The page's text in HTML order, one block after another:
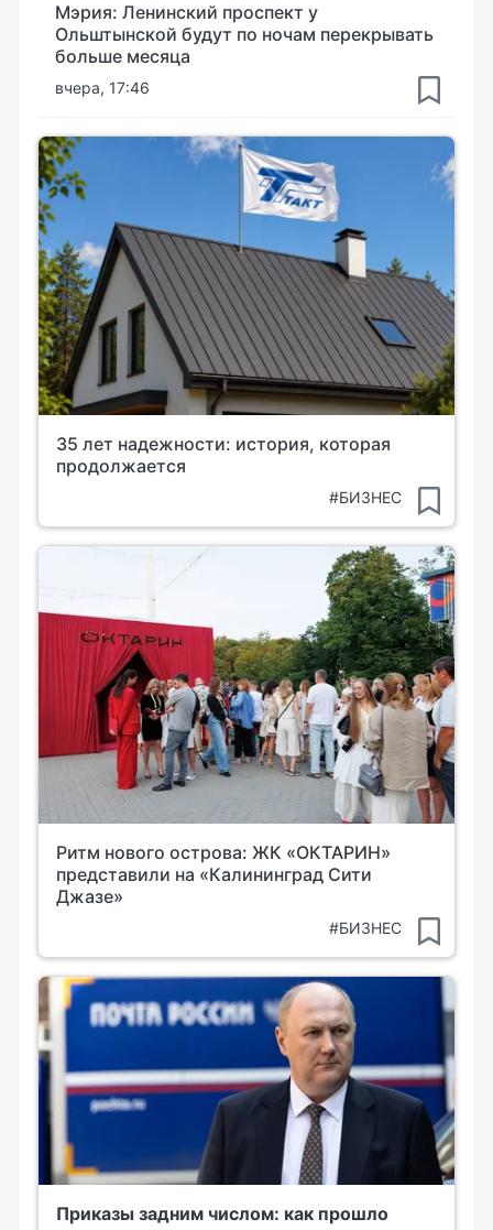
Мэрия: Ленинский проспект у
Ольштынской будут по ночам перекрывать
больше месяца
вчера, 17:46
35 лет надежности: история, которая
продолжается
#БИЗНЕС
Ритм нового острова: ЖК «ОКТАРИН»
представили на «Калининград Сити
Джазе»
#БИЗНЕС
Приказы задним числом: как прошло